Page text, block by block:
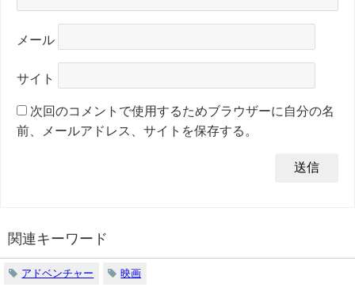
メール
サイト
次回のコメントで使用するためブラウザーに自分の名
前、メールアドレス、サイトを保存する。
関連キーワード
アドベンチャー 映画